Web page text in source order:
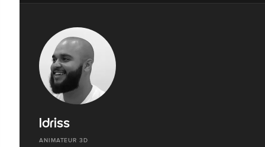
Idriss
ANIMATEUR 3D